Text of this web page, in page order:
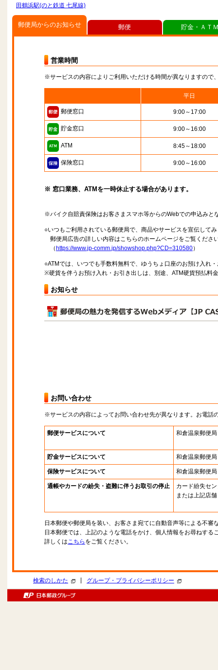
田鶴浜駅(のと鉄道 七尾線)
郵便局からのお知らせ
営業時間
※サービスの内容によりご利用いただける時間が異なりますので
平日
郵便窓口 9:00～17:00
貯金窓口 9:00～16:00
ATM 8:45～18:00
保険窓口 9:00～16:00
※ 窓口業務、ATMを一時休止する場合があります。
※バイク自賠責保険はお客さまスマホ等からのWebでの申込みと
○いつもご利用されている郵便局で、商品やサービスを宣伝して
郵便局広告の詳しい内容はこちらのホームページをご覧くださ
（ https://www.jp-comm.jp/showshop.php?CD=310580）
○ATMでは、いつでも手数料無料で、ゆうちょ口座のお預け入れ
※硬貨を伴うお預け入れ・お引き出しは、別途、ATM硬貨預払料
お知らせ
お問い合わせ
※サービスの内容によってお問い合わせ先が異なります。お電話
郵便サービスについて 和倉温泉郵便局
貯金サービスについて 和倉温泉郵便局
保険サービスについて 和倉温泉郵便局
通帳やカードの紛失・盗難に伴うお取引の停止
カード紛失セ
または上記店舗
日本郵便や郵便局を装い、お客さま宛てに自動音声等による不審
日本郵便では、上記のような電話をかけ、個人情報をお尋ねする
詳しくはこちら をご覧ください。
郵便 貯金・ＡＴ
検索のしかた グループ・プライバシーポリシー